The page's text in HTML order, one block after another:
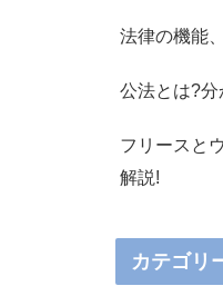
法律の機能
公法とは?分
フリースと
解説!
カテゴリ